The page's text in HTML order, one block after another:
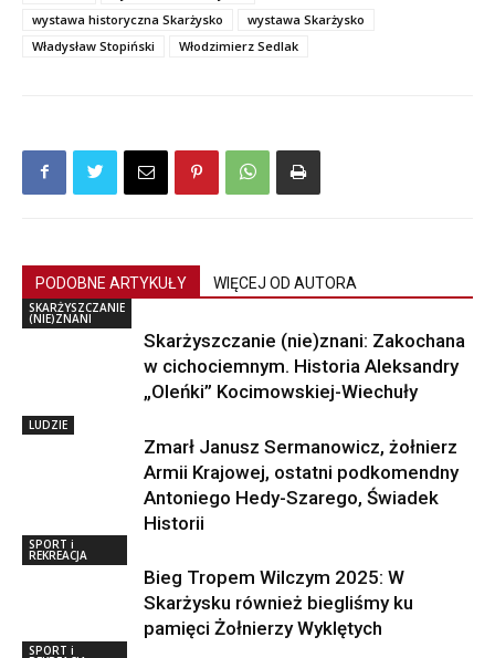
wystawa historyczna Skarżysko
wystawa Skarżysko
Władysław Stopiński
Włodzimierz Sedlak
PODOBNE ARTYKUŁY WIĘCEJ OD AUTORA
SKARŻYSZCZANIE
(NIE)ZNANI
Skarżyszczanie (nie)znani: Zakochana
w cichociemnym. Historia Aleksandry
„Oleńki” Kocimowskiej-Wiechuły
LUDZIE
Zmarł Janusz Sermanowicz, żołnierz
Armii Krajowej, ostatni podkomendny
Antoniego Hedy-Szarego, Świadek
Historii
SPORT i
REKREACJA
Bieg Tropem Wilczym 2025: W
Skarżysku również biegliśmy ku
pamięci Żołnierzy Wyklętych
SPORT i